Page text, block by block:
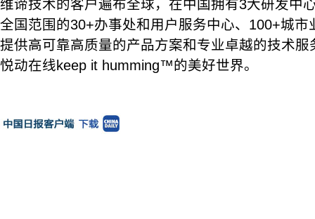
维谛技术的客户遍布全球，在中国拥有3大研发中
全国范围的30+办事处和用户服务中心、100+城市
提供高可靠高质量的产品方案和专业卓越的技术
悦动在线keep it humming™的美好世界。